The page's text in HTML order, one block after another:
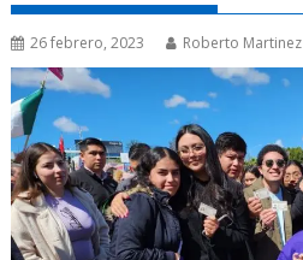
26 febrero, 2023 Roberto Martinez